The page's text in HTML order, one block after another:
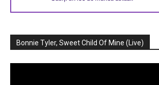
Bonnie Tyler, Sweet Child Of Mine (Live)